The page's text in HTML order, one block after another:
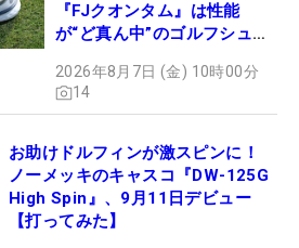
『FJクオンタム』は性能
が“ど真ん中”のゴルフシュー
2026年8月7日 (金) 10時00分
14
お助けドルフィンが激スピンに！
ノーメッキのキャスコ『DW-125G
High Spin』、9月11日デビュー
【打ってみた】